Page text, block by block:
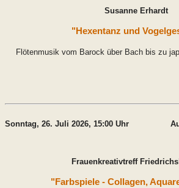
Susanne Erhardt
"Hexentanz und
Flötenmusik vom Barock über Bach bis zu
Sonntag, 26. Juli 2026, 15:00 Uhr
Frauenkreativtreff
"Farbspiele - Collagen,